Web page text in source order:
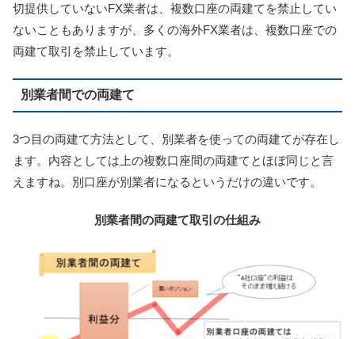
切提供していないFX業者は、複数口座の両建てを禁止してい
ないこともありますが、多くの海外FX業者は、複数口座での
両建て取引を禁止しています。
別業者間での両建て
3つ目の両建て方法として、別業者を使っての両建てが存在し
ます。内容としては上の複数口座間の両建てとほぼ同じと言
えますね。別口座が別業者になるというだけの違いです。
別業者間の両建て取引の仕組み